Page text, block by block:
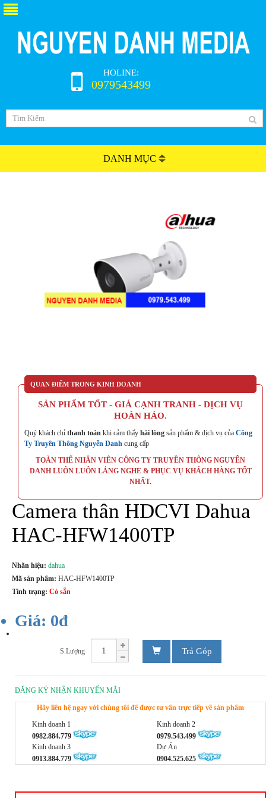
HOLINE:
0979543499
DANH MỤC
QUAN ĐIỂM TRONG KINH DOANH
SẢN PHẨM TỐT - GIÁ CẠNH TRANH - DỊCH VỤ
HOÀN HẢO.
Quý khách chỉ thanh toán khi cảm thấy hài lòng sản phẩm & dịch vụ của Công
Ty Truyền Thông Nguyễn Danh cung cấp
TOÀN THỂ NHÂN VIÊN CÔNG TY TRUYỀN THÔNG NGUYỄN
DANH LUÔN LUÔN LẮNG NGHE & PHỤC VỤ KHÁCH HÀNG TỐT
NHẤT.
Camera thân HDCVI Dahua
HAC-HFW1400TP
Nhãn hiệu: dahua
Mã sản phẩm: HAC-HFW1400TP
Tình trạng: Có sẵn
Giá: 0đ
S.Lượng Trả Góp
ĐĂNG KÝ NHẬN KHUYẾN MÃI
Hãy liên hệ ngay với chúng tôi để được tư vấn trực tiếp về sản phẩm
Kinh doanh 1
0982.884.779
Kinh doanh 2
0979.543.499
Kinh doanh 3
0913.884.779
Dự Án
0904.525.625